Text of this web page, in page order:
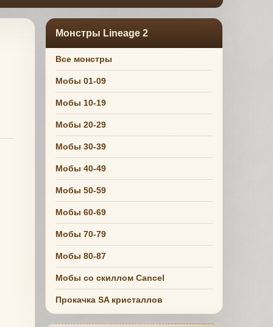
Монстры Lineage 2
Все монстры
Мобы 01-09
Мобы 10-19
Мобы 20-29
Мобы 30-39
Мобы 40-49
Мобы 50-59
Мобы 60-69
Мобы 70-79
Мобы 80-87
Мобы со скиллом Cancel
Прокачка SA кристаллов